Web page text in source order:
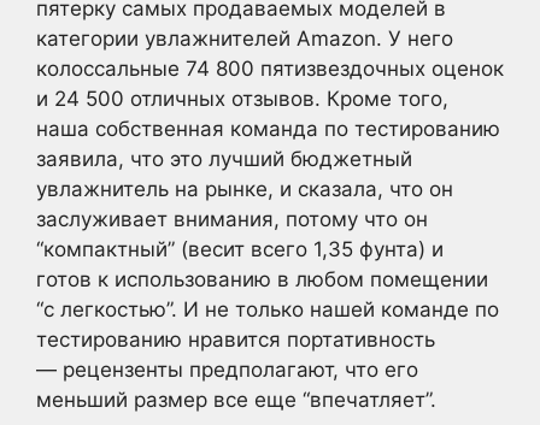
пятерку самых продаваемых моделей в
категории увлажнителей Amazon. У него
колоссальные 74 800 пятизвездочных оценок
и 24 500 отличных отзывов. Кроме того,
наша собственная команда по тестированию
заявила, что это лучший бюджетный
увлажнитель на рынке, и сказала, что он
заслуживает внимания, потому что он
“компактный” (весит всего 1,35 фунта) и
готов к использованию в любом помещении
“с легкостью”. И не только нашей команде по
тестированию нравится портативность
— рецензенты предполагают, что его
меньший размер все еще “впечатляет”.